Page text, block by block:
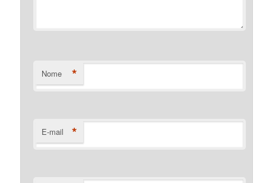
Nome *
E-mail *